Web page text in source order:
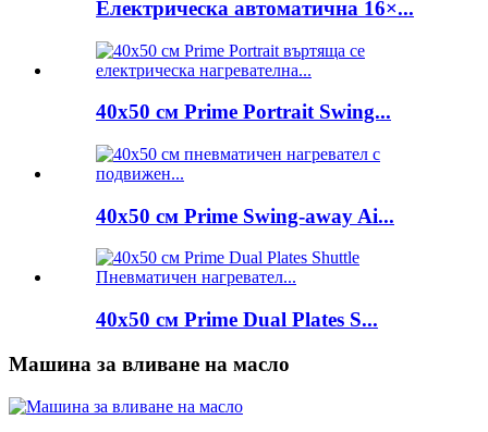
Електрическа автоматична 16×...
40x50 см Prime Portrait Swing...
40x50 см Prime Swing-away Ai...
40x50 см Prime Dual Plates S...
Машина за вливане на масло